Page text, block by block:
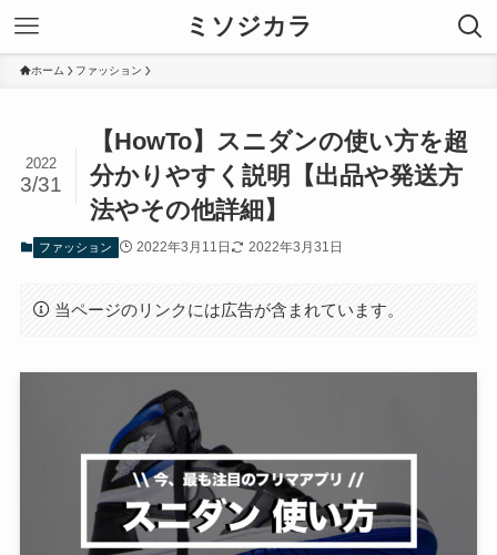
ミソジカラ
ホーム ファッション
【HowTo】スニダンの使い方を超
分かりやすく説明【出品や発送方
法やその他詳細】
2022
3/31
ファッション 2022年3月11日 2022年3月31日
当ページのリンクには広告が含まれています。